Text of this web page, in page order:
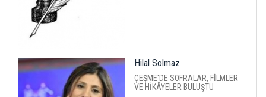
Hilal Solmaz
ÇEŞME'DE SOFRALAR, FİLMLER
VE HİKÂYELER BULUŞTU